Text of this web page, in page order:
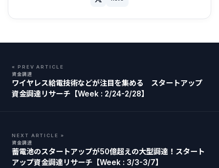
« PREV ARTICLE
資金調達
ワイヤレス給電技術などが注目を集める スタートアップ
資金調達リサーチ【Week : 2/24-2/28】
NEXT ARTICLE »
資金調達
蓄電池のスタートアップが50億超えの大型調達！スタート
アップ資金調達リサーチ【Week : 3/3-3/7】